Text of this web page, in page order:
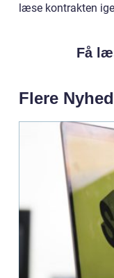
læse kontrakten
Få
Flere